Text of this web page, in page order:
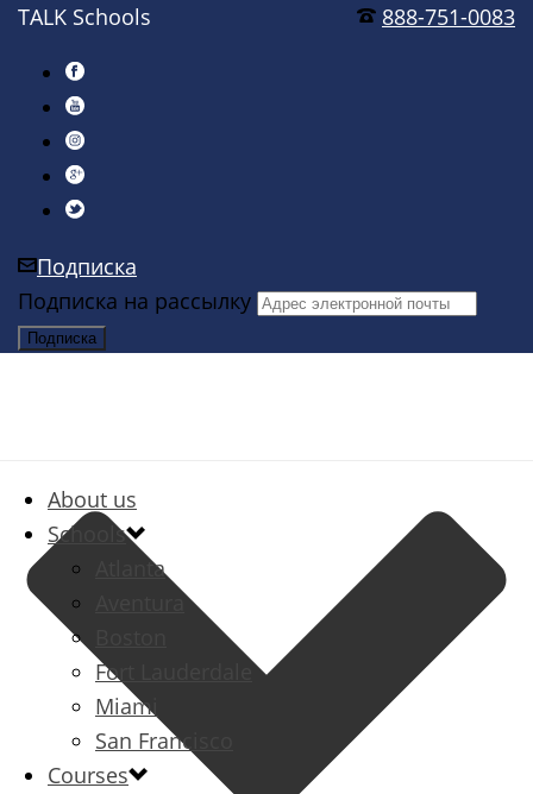
888-751-0083
TALK Schools
Подписка
Подписка на рассылку
About us
Schools
Atlanta
Aventura
Fort Lauderdale
Miami
San Francisco
Courses